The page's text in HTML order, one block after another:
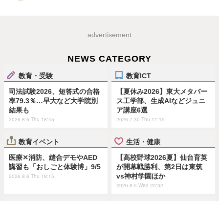
advertisement
NEWS CATEGORY
教育・受験
司法試験2026、短答式の合格
率79.3％…早大など大学院別
結果も
2026.8.6 Thu 18:45
教育ICT
【夏休み2026】東大メタバー
ス工学部、生成AIなどジュニ
ア講座6選
2026.7.30 Thu 11:15
教育イベント
医療✕消防、縫合デモやAED
講習も「おしごと体験博」9/5
2026.8.6 Thu 18:15
生活・健康
【高校野球2026夏】仙台育英
が開幕戦勝利、第2日は東筑
vs神村学園ほか
2026.8.5 Wed 20:32